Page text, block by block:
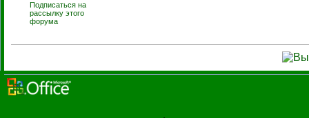
Подписаться на
рассылку этого
форума